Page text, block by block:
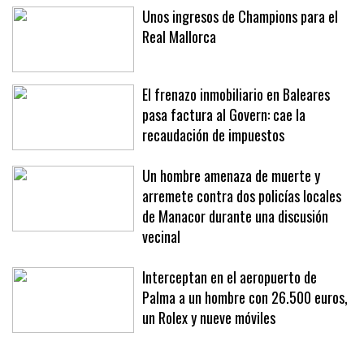
Unos ingresos de Champions para el
Real Mallorca
El frenazo inmobiliario en Baleares
pasa factura al Govern: cae la
recaudación de impuestos
Un hombre amenaza de muerte y
arremete contra dos policías locales
de Manacor durante una discusión
vecinal
Interceptan en el aeropuerto de
Palma a un hombre con 26.500 euros,
un Rolex y nueve móviles